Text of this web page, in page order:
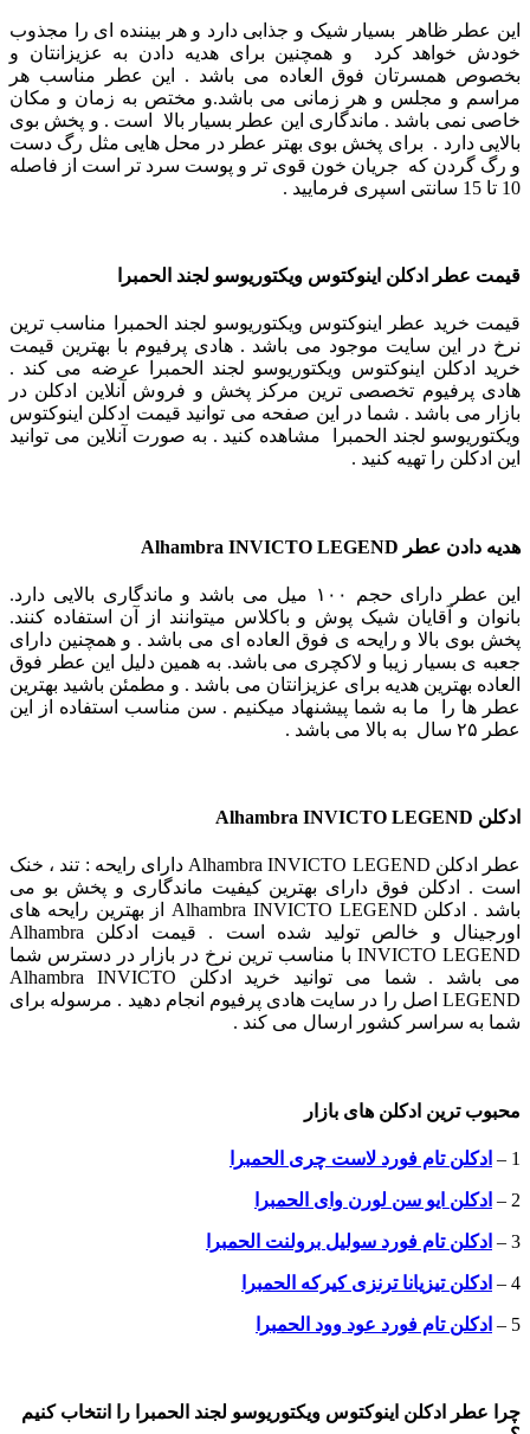
این عطر ظاهر بسیار شیک و جذابی دارد و هر بیننده ای را مجذوب
خودش خواهد کرد و همچنین برای هدیه دادن به عزیزانتان و
بخصوص همسرتان فوق العاده می باشد .
این عطر مناسب هر
مراسم و مجلس و هر زمانی می باشد.و مختص به زمان و مکان
خاصی نمی باشد . ماندگاری این عطر بسیار بالا است . و پخش بوی
بالایی دارد . برای پخش بوی بهتر عطر در محل هایی مثل رگ دست
و رگ گردن که جریان خون قوی تر و پوست سرد تر است از فاصله
10 تا 15 سانتی اسپری فرمایید .
قیمت عطر ادکلن اینوکتوس ویکتوریوسو لجند الحمبرا
قیمت خرید عطر اینوکتوس ویکتوریوسو لجند الحمبرا مناسب ترین
نرخ در این سایت موجود می باشد . هادی پرفیوم با بهترین قیمت
خرید ادکلن اینوکتوس ویکتوریوسو لجند الحمبرا عرضه می کند .
هادی پرفیوم تخصصی ترین مرکز پخش و فروش آنلاین ادکلن در
بازار می باشد . شما در این صفحه می توانید قیمت ادکلن اینوکتوس
ویکتوریوسو لجند الحمبرا مشاهده کنید . به صورت آنلاین می توانید
این ادکلن را تهیه کنید .
هدیه دادن عطر Alhambra INVICTO LEGEND
این عطر دارای حجم ۱۰۰ میل می باشد و ماندگاری بالایی دارد.
بانوان و آقایان شیک پوش و باکلاس میتوانند از آن استفاده کنند.
پخش بوی بالا و رایحه ی فوق العاده ای می باشد . و همچنین دارای
جعبه ی بسیار زیبا و لاکچری می باشد. به همین دلیل این عطر فوق
العاده بهترین هدیه برای عزیزانتان می باشد . و مطمئن باشید بهترین
عطر ها را ما به شما پیشنهاد میکنیم . سن مناسب استفاده از این
عطر ۲۵ سال به بالا می باشد .
ادکلن Alhambra INVICTO LEGEND
عطر ادکلن Alhambra INVICTO LEGEND دارای رایحه : تند ، خنک
است . ادکلن فوق دارای بهترین کیفیت ماندگاری و پخش بو می
باشد . ادکلن Alhambra INVICTO LEGEND از بهترین رایحه های
اورجینال و خالص تولید شده است . قیمت ادکلن Alhambra
INVICTO LEGEND با مناسب ترین نرخ در بازار در دسترس شما
می باشد . شما می توانید خرید ادکلن Alhambra INVICTO
LEGEND اصل را در سایت هادی پرفیوم انجام دهید . مرسوله برای
شما به سراسر کشور ارسال می کند .
محبوب ترین ادکلن های بازار
1 – ادکلن تام فورد لاست چری الحمبرا
2 – ادکلن ایو سن لورن وای الحمبرا
3 – ادکلن تام فورد سولیل برولنت الحمبرا
4 – ادکلن تیزیانا ترنزی کیرکه الحمبرا
5 – ادکلن تام فورد عود وود الحمبرا
چرا عطر ادکلن اینوکتوس ویکتوریوسو لجند الحمبرا را انتخاب کنیم